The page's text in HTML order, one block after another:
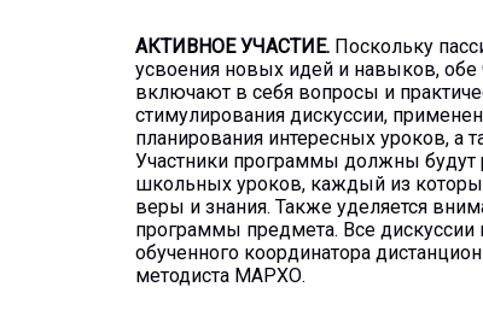
АКТИВНОЕ УЧАСТИЕ. Поскольку
усвоения новых идей и навыков, обе
включают в себя вопросы и
стимулирования дискуссии,
планирования интересных уроков, а
Участники программы должны будут
школьных уроков, каждый из
веры и знания. Также уделяется
программы предмета. Все дискуссии
обученного координатора
методиста МАРХО.